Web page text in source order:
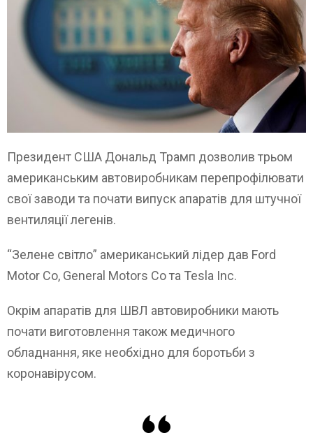
Президент США Дональд Трамп дозволив трьом
американським автовиробникам перепрофілювати
свої заводи та почати випуск апаратів для штучної
вентиляції легенів.
“Зелене світло” американський лідер дав Ford
Motor Co, General Motors Co та Tesla Inc.
Окрім апаратів для ШВЛ автовиробники мають
почати виготовлення також медичного
обладнання, яке необхідно для боротьби з
коронавірусом.